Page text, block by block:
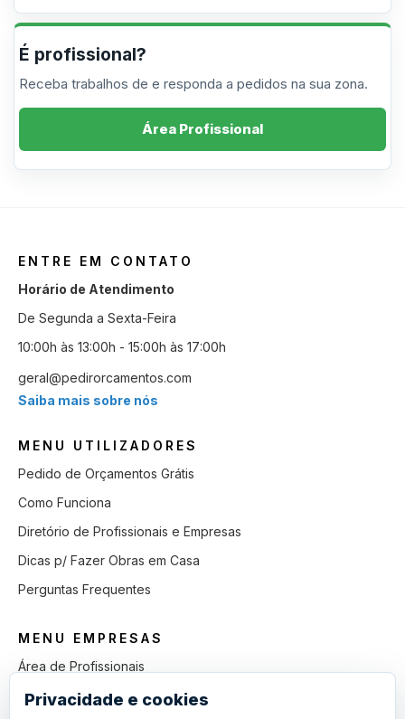
É profissional?
Receba trabalhos de e responda a pedidos na sua zona.
Área Profissional
ENTRE EM CONTATO
Horário de Atendimento
De Segunda a Sexta-Feira
10:00h às 13:00h - 15:00h às 17:00h
geral@pedirorcamentos.com
Saiba mais sobre nós
MENU UTILIZADORES
Pedido de Orçamentos Grátis
Como Funciona
Diretório de Profissionais e Empresas
Dicas p/ Fazer Obras em Casa
Perguntas Frequentes
MENU EMPRESAS
Área de Profissionais
Como Funciona
Privacidade e cookies